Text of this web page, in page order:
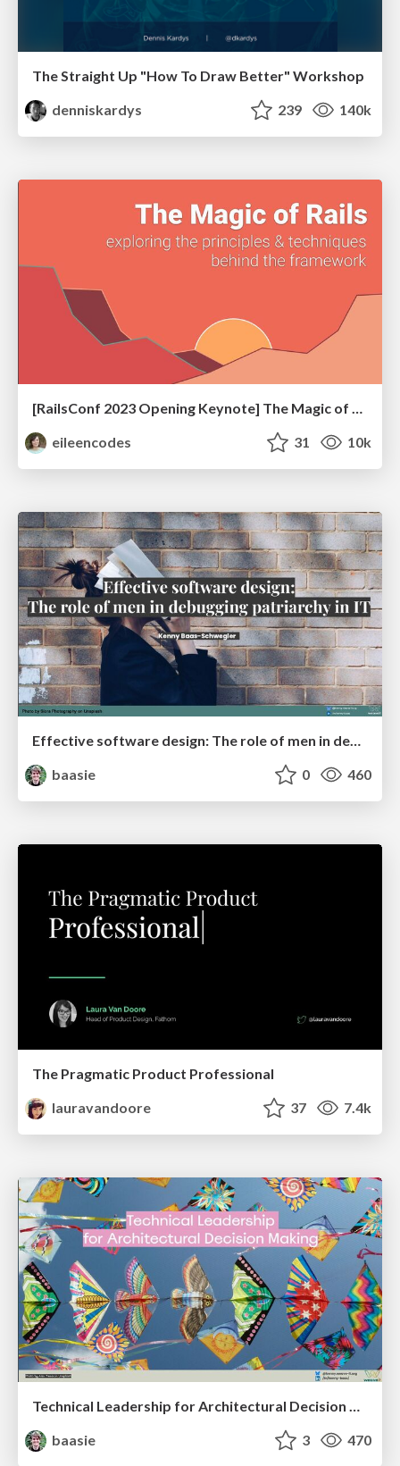
The Straight Up "How To Draw Better" Workshop
denniskardys
239 140k
[RailsConf 2023 Opening Keynote] The Magic of Rails
eileencodes
31 10k
Effective software design: The role of men in debugging patriarchy in IT @ Voxxed Days AMS
baasie
0 460
The Pragmatic Product Professional
lauravandoore
37 7.4k
Technical Leadership for Architectural Decision Making
baasie
3 470